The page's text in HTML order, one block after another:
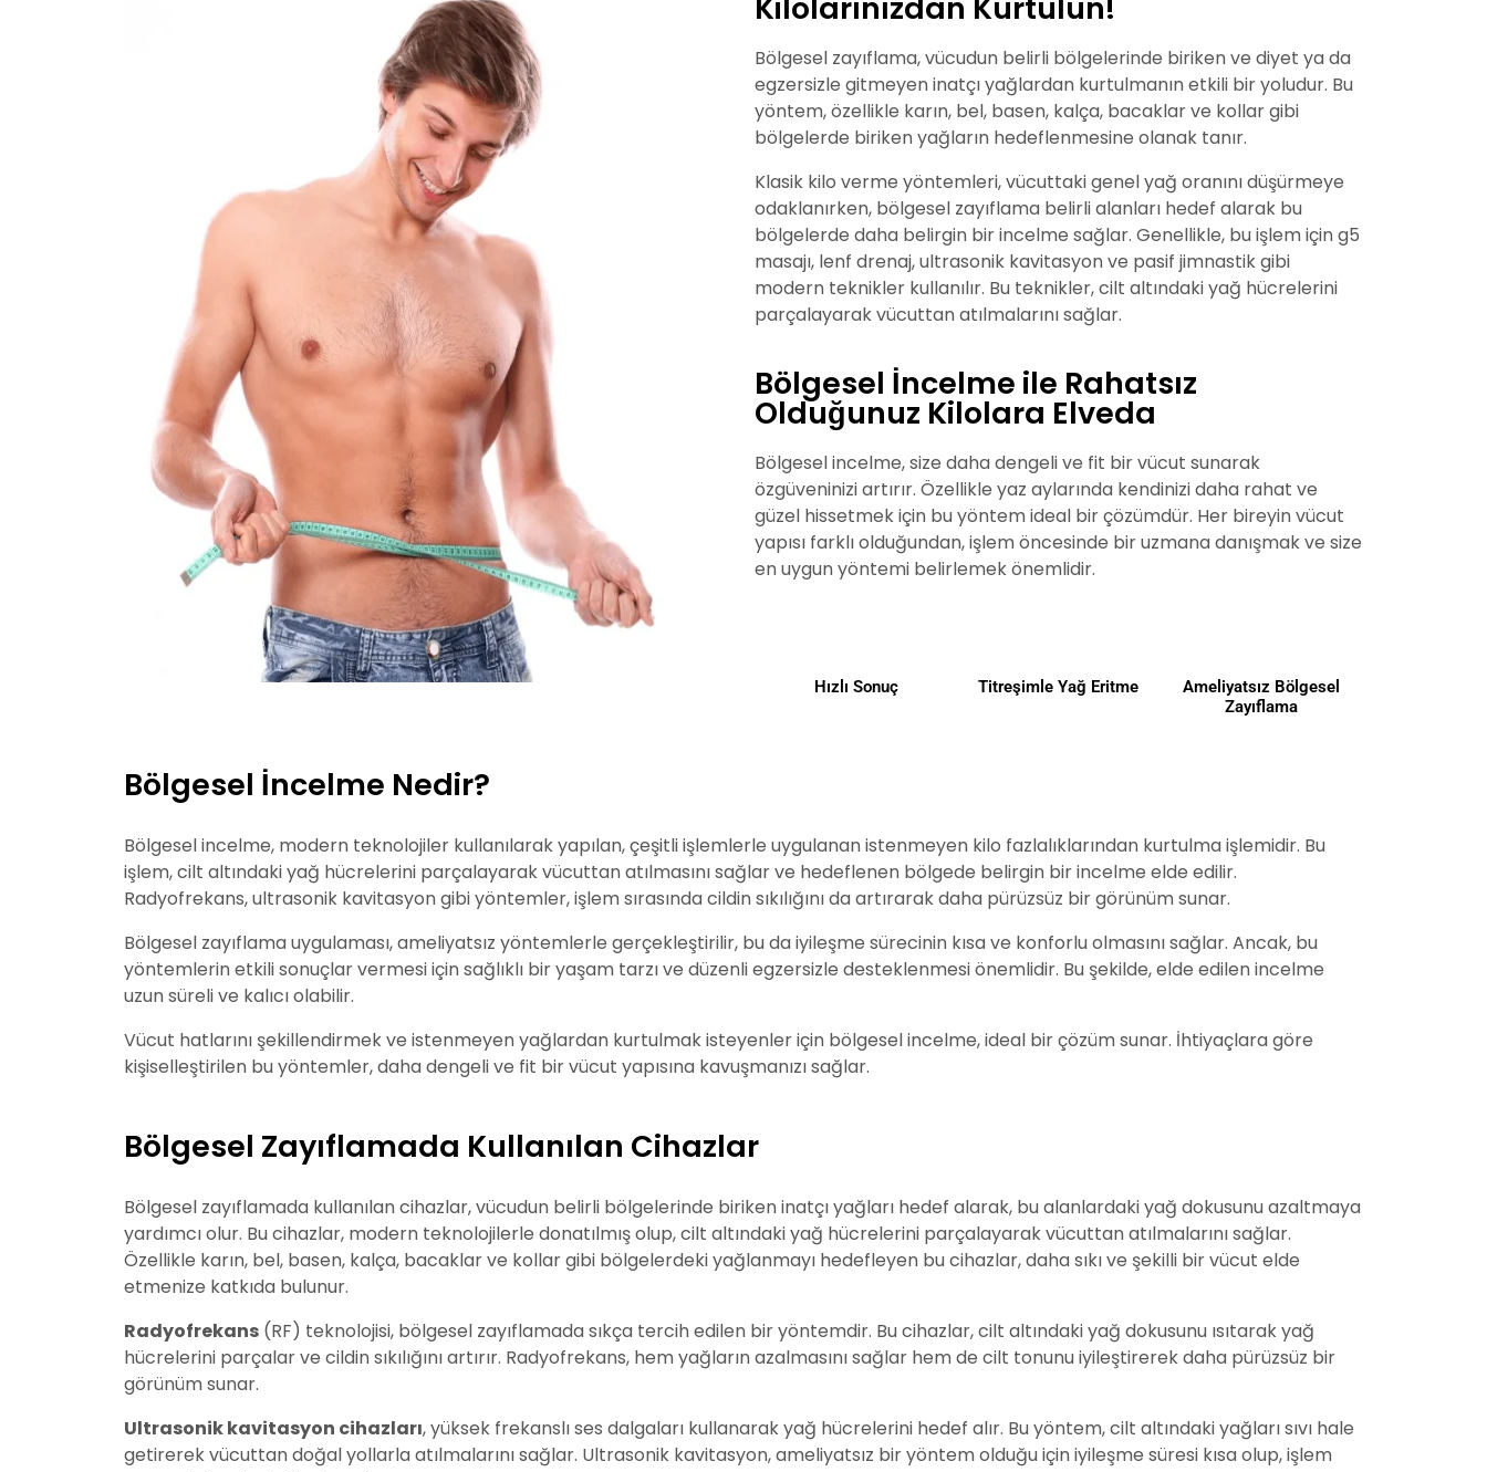
Bölgesel zayıflama, vücudun belirli bölgelerinde biriken ve diyet ya da
egzersizle gitmeyen inatçı yağlardan kurtulmanın etkili bir yoludur. Bu
yöntem, özellikle karın, bel, basen, kalça, bacaklar ve kollar gibi
bölgelerde biriken yağların hedeflenmesine olanak tanır.
Klasik kilo verme yöntemleri, vücuttaki genel yağ oranını düşürmeye
odaklanırken, bölgesel zayıflama belirli alanları hedef alarak bu
bölgelerde daha belirgin bir incelme sağlar. Genellikle, bu işlem için g5
masajı, lenf drenaj, ultrasonik kavitasyon ve pasif jimnastik gibi
modern teknikler kullanılır. Bu teknikler, cilt altındaki yağ hücrelerini
parçalayarak vücuttan atılmalarını sağlar.
Bölgesel İncelme ile Rahatsız
Olduğunuz Kilolara Elveda
Bölgesel incelme, size daha dengeli ve fit bir vücut sunarak
özgüveninizi artırır. Özellikle yaz aylarında kendinizi daha rahat ve
güzel hissetmek için bu yöntem ideal bir çözümdür. Her bireyin vücut
yapısı farklı olduğundan, işlem öncesinde bir uzmana danışmak ve size
en uygun yöntemi belirlemek önemlidir.
Hızlı Sonuç Titreşimle Yağ Eritme
Ameliyatsız Bölgesel
Zayıflama
Bölgesel İncelme Nedir?
Bölgesel incelme, modern teknolojiler kullanılarak yapılan, çeşitli işlemlerle uygulanan istenmeyen kilo fazlalıklarından kurtulma işlemidir. Bu
işlem, cilt altındaki yağ hücrelerini parçalayarak vücuttan atılmasını sağlar ve hedeflenen bölgede belirgin bir incelme elde edilir.
Radyofrekans, ultrasonik kavitasyon gibi yöntemler, işlem sırasında cildin sıkılığını da artırarak daha pürüzsüz bir görünüm sunar.
Bölgesel zayıflama uygulaması, ameliyatsız yöntemlerle gerçekleştirilir, bu da iyileşme sürecinin kısa ve konforlu olmasını sağlar. Ancak, bu
yöntemlerin etkili sonuçlar vermesi için sağlıklı bir yaşam tarzı ve düzenli egzersizle desteklenmesi önemlidir. Bu şekilde, elde edilen incelme
uzun süreli ve kalıcı olabilir.
Vücut hatlarını şekillendirmek ve istenmeyen yağlardan kurtulmak isteyenler için bölgesel incelme, ideal bir çözüm sunar. İhtiyaçlara göre
kişiselleştirilen bu yöntemler, daha dengeli ve fit bir vücut yapısına kavuşmanızı sağlar.
Bölgesel Zayıflamada Kullanılan Cihazlar
Bölgesel zayıflamada kullanılan cihazlar, vücudun belirli bölgelerinde biriken inatçı yağları hedef alarak, bu alanlardaki yağ dokusunu azaltmaya
yardımcı olur. Bu cihazlar, modern teknolojilerle donatılmış olup, cilt altındaki yağ hücrelerini parçalayarak vücuttan atılmalarını sağlar.
Özellikle karın, bel, basen, kalça, bacaklar ve kollar gibi bölgelerdeki yağlanmayı hedefleyen bu cihazlar, daha sıkı ve şekilli bir vücut elde
etmenize katkıda bulunur.
Radyofrekans (RF) teknolojisi, bölgesel zayıflamada sıkça tercih edilen bir yöntemdir. Bu cihazlar, cilt altındaki yağ dokusunu ısıtarak yağ
hücrelerini parçalar ve cildin sıkılığını artırır. Radyofrekans, hem yağların azalmasını sağlar hem de cilt tonunu iyileştirerek daha pürüzsüz bir
görünüm sunar.
Ultrasonik kavitasyon cihazları, yüksek frekanslı ses dalgaları kullanarak yağ hücrelerini hedef alır. Bu yöntem, cilt altındaki yağları sıvı hale
getirerek vücuttan doğal yollarla atılmalarını sağlar. Ultrasonik kavitasyon, ameliyatsız bir yöntem olduğu için iyileşme süresi kısa olup, işlem